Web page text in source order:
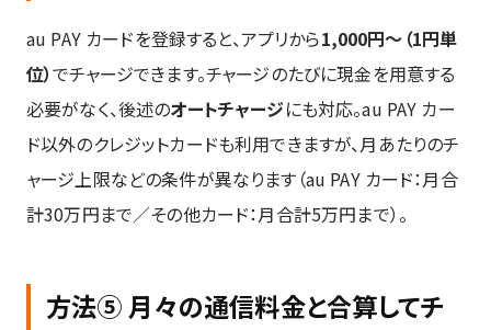
au PAY カードを登録すると、アプリから1,000円〜（1円単
位）でチャージできます。チャージのたびに現金を用意する
必要がなく、後述のオートチャージにも対応。au PAY カー
ド以外のクレジットカードも利用できますが、月あたりのチ
ャージ上限などの条件が異なります（au PAY カード：月合
計30万円まで／その他カード：月合計5万円まで）。
方法⑤ 月々の通信料金と合算してチ